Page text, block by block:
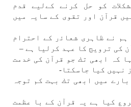
كو حل كرنے كےلیے قدم
قرآن اور تقوی كے سایہ میں
ہم نے ظاہری شعاﺋر كے احترام
كی ترويج كا عہد كرليا ہے –
كہ ابھی تك جو قرآن كی خدمت
نہیں كيا جاسكتا-
میں ابھی تك بہت كم توجہ
كيا ہے یہ قرآن كے با عظمت